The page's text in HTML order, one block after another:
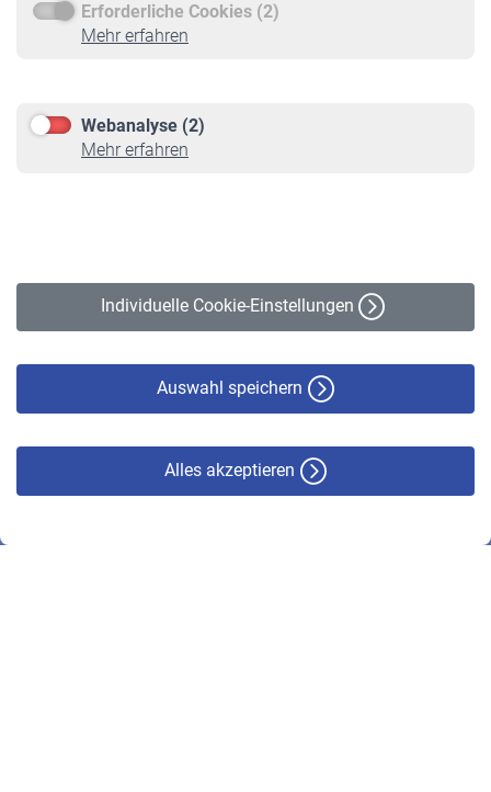
Erforderliche Cookies (2)
Mehr erfahren
Webanalyse (2)
Mehr erfahren
Individuelle Cookie-Einstellungen
Auswahl speichern
Alles akzeptieren
Service
Informationen
Online-Rechner
VBLnewsletter
Erklärung zur Barrierefreiheit
© VBL 2026